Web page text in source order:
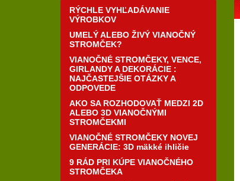
RÝCHLE VYHĽADÁVANIE
VÝROBKOV
UMELÝ ALEBO ŽIVÝ VIANOČNÝ
STROMČEK?
VIANOČNÉ STROMČEKY, VENCE,
GIRLANDY A DEKORÁCIE :
NAJČASTEJŠIE OTÁZKY A
ODPOVEDE
AKO SA ROZHODOVAŤ MEDZI 2D
ALEBO 3D VIANOČNÝMI
STROMČEKMI
VIANOČNÉ STROMČEKY NOVEJ
GENERÁCIE: 3D mäkké ihličie
9 RÁD PRI KÚPE VIANOČNÉHO
STROMČEKA